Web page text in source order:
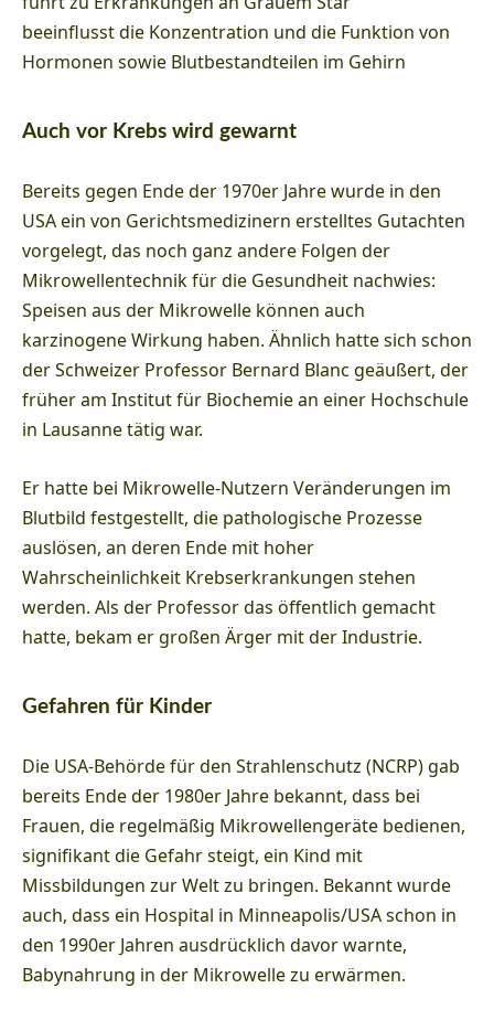
beeinflusst die Konzentration und die Funktion von
Hormonen sowie Blutbestandteilen im Gehirn
Auch vor Krebs wird gewarnt
Bereits gegen Ende der 1970er Jahre wurde in den
USA ein von Gerichtsmedizinern erstelltes Gutachten
vorgelegt, das noch ganz andere Folgen der
Mikrowellentechnik für die Gesundheit nachwies:
Speisen aus der Mikrowelle können auch
karzinogene Wirkung haben. Ähnlich hatte sich schon
der Schweizer Professor Bernard Blanc geäußert, der
früher am Institut für Biochemie an einer Hochschule
in Lausanne tätig war.
Er hatte bei Mikrowelle-Nutzern Veränderungen im
Blutbild festgestellt, die pathologische Prozesse
auslösen, an deren Ende mit hoher
Wahrscheinlichkeit Krebserkrankungen stehen
werden. Als der Professor das öffentlich gemacht
hatte, bekam er großen Ärger mit der Industrie.
Gefahren für Kinder
Die USA-Behörde für den Strahlenschutz (NCRP) gab
bereits Ende der 1980er Jahre bekannt, dass bei
Frauen, die regelmäßig Mikrowellengeräte bedienen,
signifikant die Gefahr steigt, ein Kind mit
Missbildungen zur Welt zu bringen. Bekannt wurde
auch, dass ein Hospital in Minneapolis/USA schon in
den 1990er Jahren ausdrücklich davor warnte,
Babynahrung in der Mikrowelle zu erwärmen.